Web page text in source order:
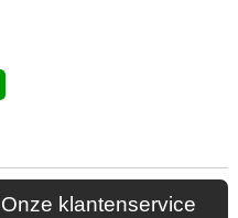
Onze klantenservice